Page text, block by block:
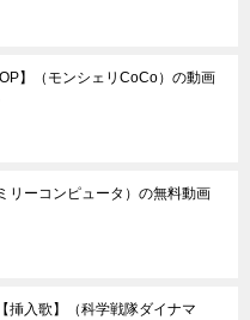
】（モンシェリCoCo）の動画
リーコンピュータ）の無料動画
挿入歌】（科学戦隊ダイナマ